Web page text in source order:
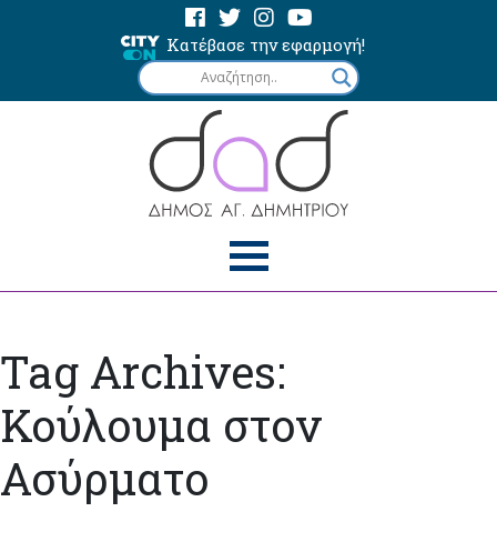
Κατέβασε την εφαρμογή!
Tag Archives:
Κούλουμα στον
Ασύρματο